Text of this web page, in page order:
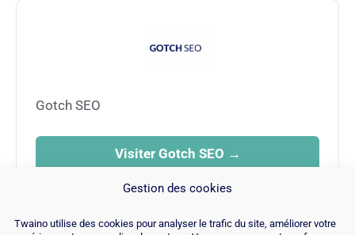
Gestion des cookies
Twaino utilise des cookies pour analyser le trafic du site, améliorer votre
Gotch SEO
Visiter Gotch SEO →